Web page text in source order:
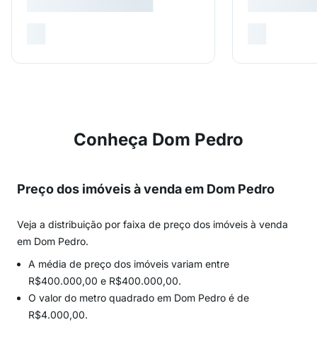
Conheça Dom Pedro
Preço dos imóveis à venda em Dom Pedro
Veja a distribuição por faixa de preço dos imóveis à venda
em Dom Pedro.
A média de preço dos imóveis variam entre
R$400.000,00 e R$400.000,00.
O valor do metro quadrado em Dom Pedro é de
R$4.000,00.